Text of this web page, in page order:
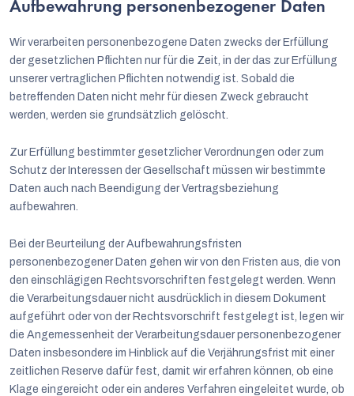
Aufbewahrung personenbezogener Daten
Wir verarbeiten personenbezogene Daten zwecks der Erfüllung
der gesetzlichen Pflichten nur für die Zeit, in der das zur Erfüllung
unserer vertraglichen Pflichten notwendig ist. Sobald die
betreffenden Daten nicht mehr für diesen Zweck gebraucht
werden, werden sie grundsätzlich gelöscht.
Zur Erfüllung bestimmter gesetzlicher Verordnungen oder zum
Schutz der Interessen der Gesellschaft müssen wir bestimmte
Daten auch nach Beendigung der Vertragsbeziehung
aufbewahren.
Bei der Beurteilung der Aufbewahrungsfristen
personenbezogener Daten gehen wir von den Fristen aus, die von
den einschlägigen Rechtsvorschriften festgelegt werden. Wenn
die Verarbeitungsdauer nicht ausdrücklich in diesem Dokument
aufgeführt oder von der Rechtsvorschrift festgelegt ist, legen wir
die Angemessenheit der Verarbeitungsdauer personenbezogener
Daten insbesondere im Hinblick auf die Verjährungsfrist mit einer
zeitlichen Reserve dafür fest, damit wir erfahren können, ob eine
Klage eingereicht oder ein anderes Verfahren eingeleitet wurde, ob